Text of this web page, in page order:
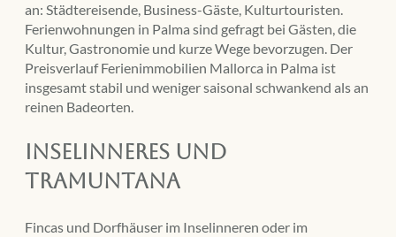
an: Städtereisende, Business-Gäste, Kulturtouristen.
Ferienwohnungen in Palma sind gefragt bei Gästen, die
Kultur, Gastronomie und kurze Wege bevorzugen. Der
Preisverlauf Ferienimmobilien Mallorca in Palma ist
insgesamt stabil und weniger saisonal schwankend als an
reinen Badeorten.
Inselinneres und
Tramuntana
Fincas und Dorfhäuser im Inselinneren oder im